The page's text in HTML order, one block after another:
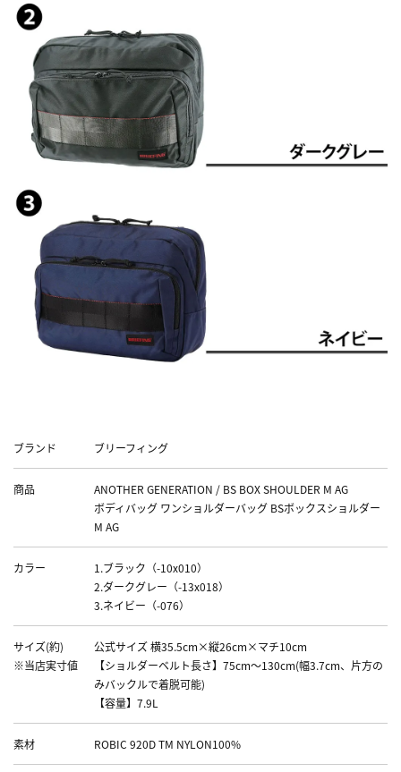
ブランド
ブリーフィング
商品
ANOTHER GENERATION / BS BOX SHOULDER M AG
ボディバッグ ワンショルダーバッグ BSボックスショルダー
M AG
カラー
1.ブラック（-10x010）
2.ダークグレー（-13x018）
3.ネイビー（-076）
サイズ(約)
※当店実寸値
公式サイズ 横35.5cm×縦26cm×マチ10cm
【ショルダーベルト長さ】75cm～130cm(幅3.7cm、片方の
みバックルで着脱可能)
【容量】7.9L
素材 ROBIC 920D TM NYLON100%